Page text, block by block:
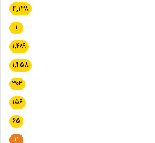
۴,۱۳۸
۱
۱,۴۸۹
۱,۴۵۸
۳۰۴
۱۵۶
۶۵
۱۱